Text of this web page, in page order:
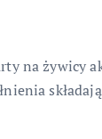
na żywicy